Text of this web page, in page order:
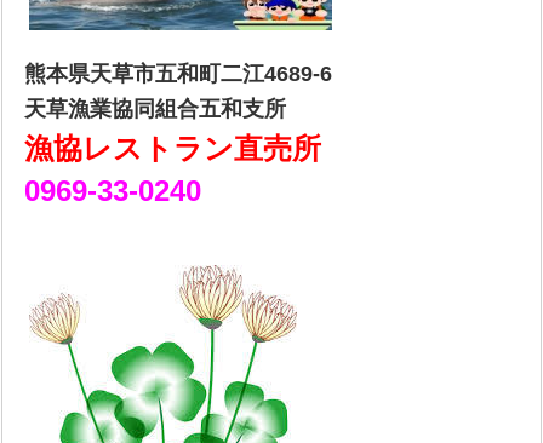
熊本県天草市五和町二江4689-6
天草漁業協同組合五和支所
漁協レストラン直売所
0969-33-0240